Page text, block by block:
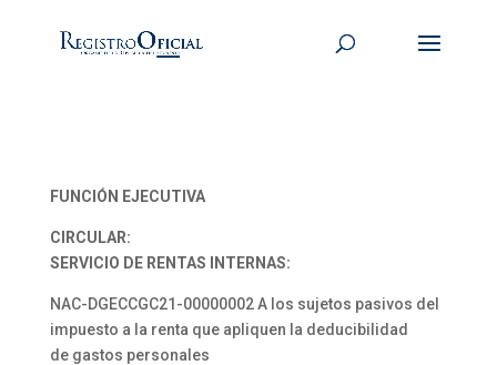
FUNCIÓN EJECUTIVA
CIRCULAR:
SERVICIO DE RENTAS INTERNAS:
NAC-DGECCGC21-00000002 A los sujetos pasivos del
impuesto a la renta que apliquen la deducibilidad
de gastos personales